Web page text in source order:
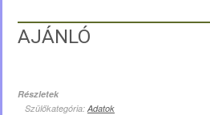
AJÁNLÓ
Részletek
Szülőkategória:Adatok